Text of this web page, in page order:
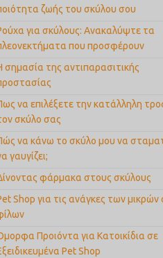
ζωής του σκύλου σου
για σκύλους: Ανακαλύψτε τα
που προσφέρουν
σημασία της αντιπαρασιτικής
να επιλέξετε την κατάλληλη
σκύλο σας
να κάνω το σκύλο μου να
γαυγίζει;
φάρμακα στους σκύλους
Shop για τις ανάγκες των μικρών
Προιόντα για Κατοικίδια σε
Pet Shop